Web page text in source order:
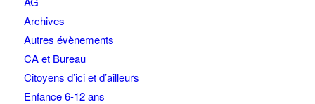
Archives
Autres évènements
CA et Bureau
Citoyens d’ici et d’ailleurs
Enfance 6-12 ans